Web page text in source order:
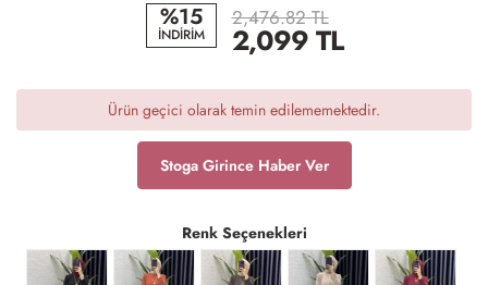
%15
İNDİRİM
2,476.82 TL
2,099TL
Ürün geçici olarak temin edilememektedir.
Stoga Girince Haber Ver
Renk Seçenekleri